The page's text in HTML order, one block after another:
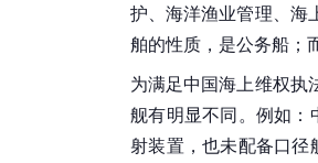
护、海洋渔业管理、海
舶的性质，是公务船；
为满足中国海上维权执
舰有明显不同。例如：
射装置，也未配备口径